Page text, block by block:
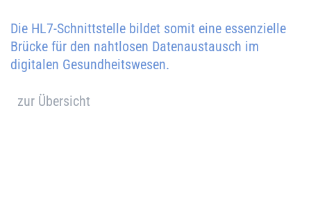
Die HL7-Schnittstelle bildet somit eine essenzielle
Brücke für den nahtlosen Datenaustausch im
digitalen Gesundheitswesen.
zur Übersicht